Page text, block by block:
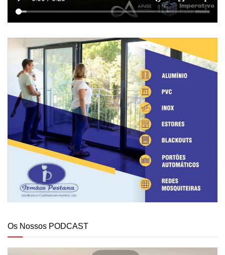
Os Nossos PODCAST